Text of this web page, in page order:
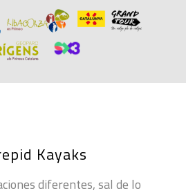
Kayaks
diferentes, sal de lo